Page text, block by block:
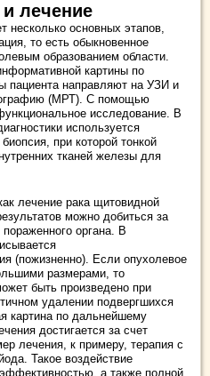
лечение
несколько основных этапов,
то есть обыкновенное
образованием области.
картины по
пациента направляют на УЗИ и
(МРТ). С помощью
исследование. В
используется
при которой тонкой
тканей железы для
лечение рака щитовидной
можно добиться за
органа. В
(пожизненно). Если опухолевое
размерами, то
быть произведено при
удалении подвергшихся
картина по дальнейшему
достигается за счет
лечения, к примеру, терапия с
Такое воздействие
а также полной